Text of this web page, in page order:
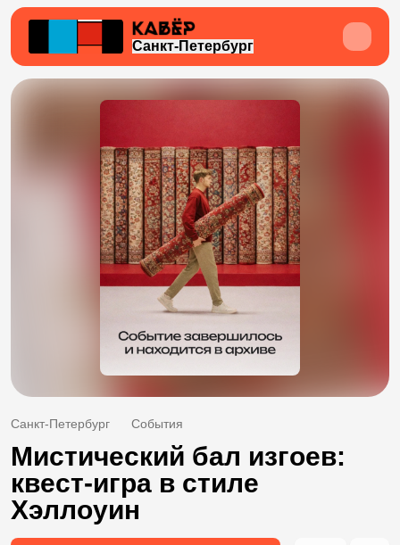
Санкт-Петербург
Санкт-Петербург События
Мистический бал изгоев:
квест-игра в стиле
Хэллоуин